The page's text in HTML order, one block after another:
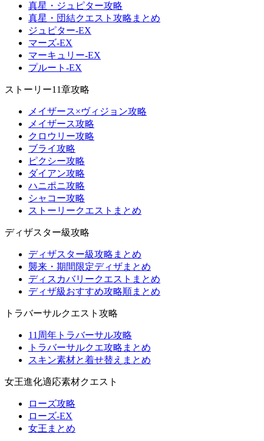
真星・ジュピター攻略
真星・団結クエスト攻略まとめ
ジュピター-EX
マーズ-EX
マーキュリー-EX
プルート-EX
ストーリー11章攻略
メイザース×ヴィジョン攻略
メイザース攻略
クロウリー攻略
ブライ攻略
ピクシー攻略
ダイアン攻略
ハニポニ攻略
シャコー攻略
ストーリークエストまとめ
ディザスター級攻略
ディザスター級攻略まとめ
襲来・期間限定ディザまとめ
ディスカバリークエストまとめ
ディザ級おすすめ攻略順まとめ
トラバーサルクエスト攻略
11周年トラバーサル攻略
トラバーサルクエ攻略まとめ
スキン素材と着せ替えまとめ
女王進化適応素材クエスト
ローズ攻略
ローズ-EX
女王まとめ